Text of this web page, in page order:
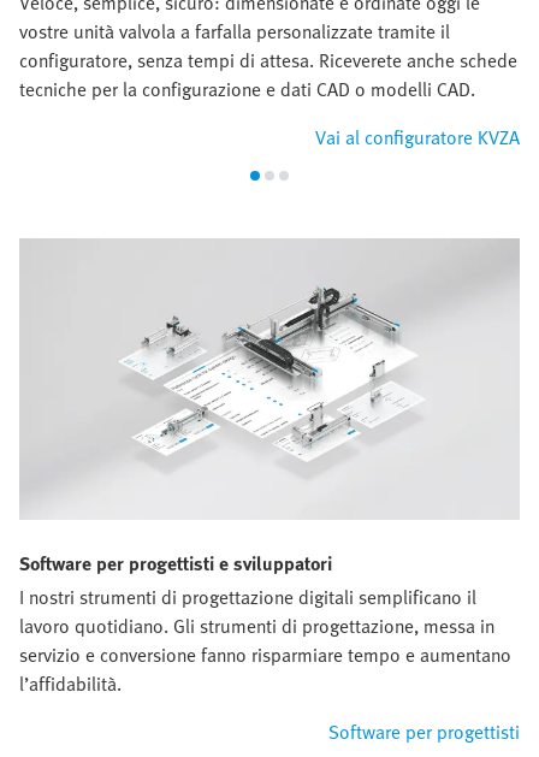
vostre unità valvola a farfalla personalizzate tramite il
configuratore, senza tempi di attesa. Riceverete anche schede
tecniche per la configurazione e dati CAD o modelli CAD.
Vai al configuratore KVZA
Software per progettisti e sviluppatori
I nostri strumenti di progettazione digitali semplificano il
lavoro quotidiano. Gli strumenti di progettazione, messa in
servizio e conversione fanno risparmiare tempo e aumentano
l’affidabilità.
Software per progettisti